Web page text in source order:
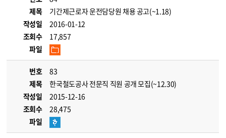
제목
기간제근로자 운전담당원 채용 공고(~1.18)
작성일
2016-01-12
조회수
17,857
파일
번호
83
제목
한국철도공사 전문직 직원 공개 모집(~12.30)
작성일
2015-12-16
조회수
28,475
파일